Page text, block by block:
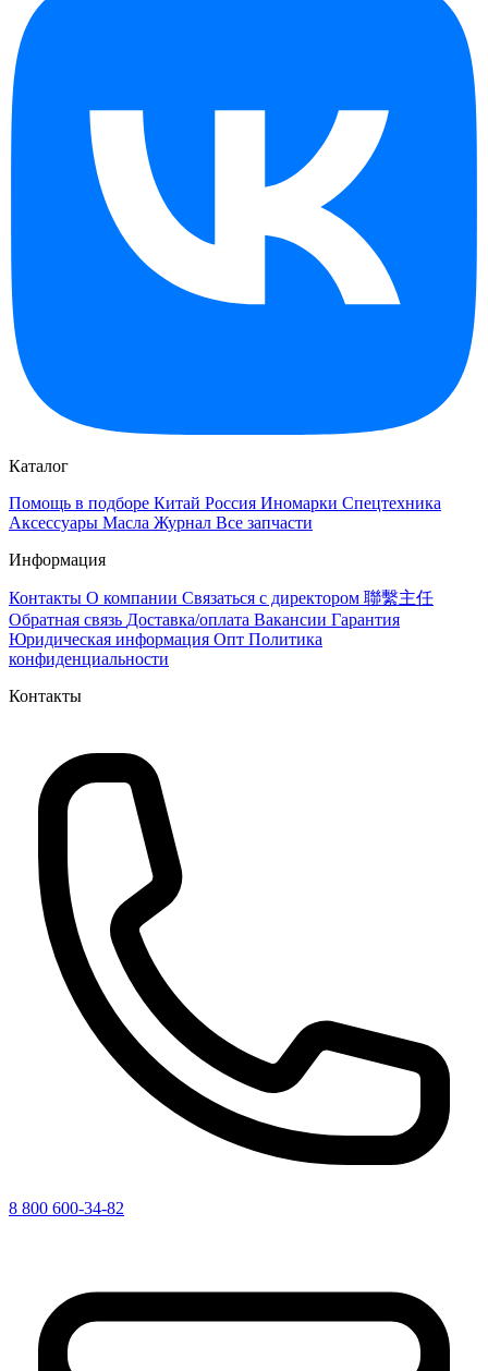
Каталог
Помощь в подборе Китай Россия Иномарки Спецтехника
Аксессуары Масла Журнал Все запчасти
Информация
Контакты О компании Связаться с директором 聯繫主任
Обратная связь Доставка/оплата Вакансии Гарантия
Юридическая информация Опт Политика
конфиденциальности
Контакты
8 800 600-34-82